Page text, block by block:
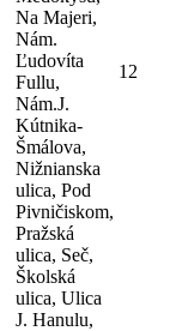
Na Majeri,
Nám.
Ľudovíta
Fullu,
Nám.J.
Kútnika-
Šmálova,
Nižnianska
ulica, Pod
Pivničiskom,
Pražská
ulica, Seč,
Školská
ulica, Ulica
J. Hanulu,
12